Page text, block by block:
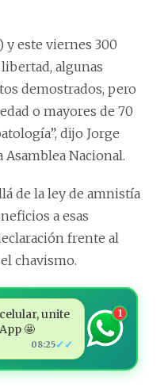
y este viernes 300
algunas
demostrados, pero
o mayores de 70
dijo Jorge
Nacional.
de la ley de amnistía
a esas
frente al
chavismo.
unite
🤩
08:25✓✓
1